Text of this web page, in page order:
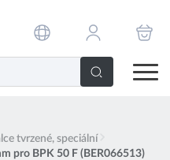
tvrzené, speciální
pro BPK 50 F (BER066513)